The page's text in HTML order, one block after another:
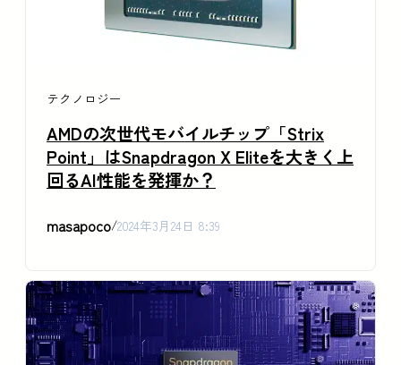
テクノロジー
AMDの次世代モバイルチップ「Strix
Point」はSnapdragon X Eliteを大きく上
回るAI性能を発揮か？
masapoco/2024年3月24日 8:39